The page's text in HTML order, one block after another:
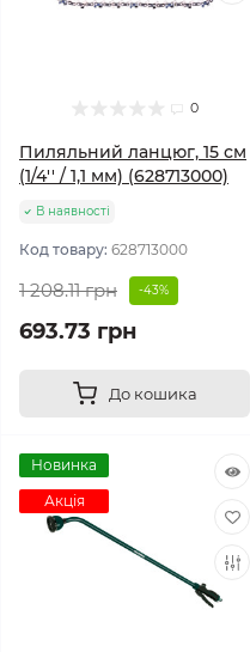
0
Пиляльний ланцюг, 15 см
(1/4'' / 1,1 мм) (628713000)
В наявності
Код товару: 628713000
1 208.11 грн -43%
693.73 грн
До кошика
Новинка
Акція